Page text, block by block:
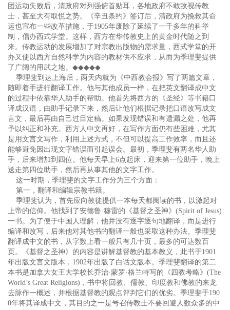
团运动失败后，清政府对列强俯首贴耳，各地政府不敢敌视传教
士，甚至大有取悦之势。《辛丑条约》签订后，清政府为挽救其命
运也宣布一些改革措施，于1905年废除了延续了一千多年的科举
制，倡办西式学堂。这样，西方在华传教史上的黄金时代随之到
来。传教运动的发展增加了对宗教出版物的需求量，西式学堂的开
办又使以西方自然科学为内容的教材供不应求，从而为季理斐提供
了广阔的用武之地。 ◆◆◆◆◆
季理斐到达上海后，两天内就为《中西教会报》写了两篇文章，
随即着手进行翻译工作。他与其他成员一样，在把英文翻译成中文
的过程中依靠华人助手的帮助。他首先将西方的《圣经》等书籍口
译成汉语，由助手记录下来，然后让他们根据记录把口语改写成文
言文，最后再由自己过目定稿。如果发现错误和有遗漏之处，他再
予以纠正和补充。西方人中文再好，在写作方面仍有些困难，尤其
是用文言文写作，利用上述方式，不但可以提高工作效率，而且还
能够避免因出现文字错误而引起误会。最初，季理斐有两名华人助
手，后来增加到四位。他每天早上6点起床，迎来第一位助手，晚上
送走第四位助手，然后再从事其他的文字工作。
这一时期，季理斐的文字工作分为三个方面：
第一，翻译和编辑宗教书籍。
季理斐认为，首先应向教徒提供一本每天都阅读的书，以激起对
上帝的信仰。他找到了安德鲁·穆雷的《基督之圣神》(Spirit of Jesus)
一书。为了便于中国人理解，他并没有逐字逐句地翻译，而是进行
编译和改写，后来他对其他书的翻译一般也采取这种办法。季理斐
翻译成中文的书，从字数上看一般只有几十页，最多的可达数百
页。《基督之圣神》的内容是讲解基督教的基本教义，此书于1901
年出版文言文版本，1902年出版了白话文版本。季理斐翻译的第二
本书是加拿大女王大学校长乔治·蒙罗·格兰特写的《四教考略》(The
World’s Great Religions)，书中将回教、儒教、印度教和佛教的来龙
去脉作一概述，并根据基督教的观点评判它们的优劣。季理斐于190
0年将其译成中文，其目的之一是号召传教士不要回避人数众多的中